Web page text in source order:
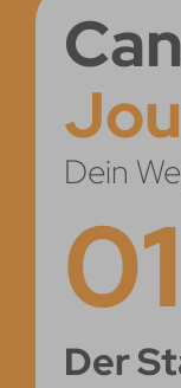
Dein
01
Der